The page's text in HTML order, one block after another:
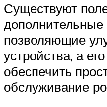
Существуют
дополнительные
позволяющие
устройства, а
обеспечить
обслуживание